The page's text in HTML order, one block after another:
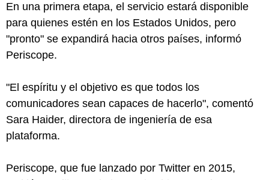
En una primera etapa, el servicio estará disponible
para quienes estén en los Estados Unidos, pero
"pronto" se expandirá hacia otros países, informó
Periscope.
"El espíritu y el objetivo es que todos los
comunicadores sean capaces de hacerlo", comentó
Sara Haider, directora de ingeniería de esa
plataforma.
Periscope, que fue lanzado por Twitter en 2015,